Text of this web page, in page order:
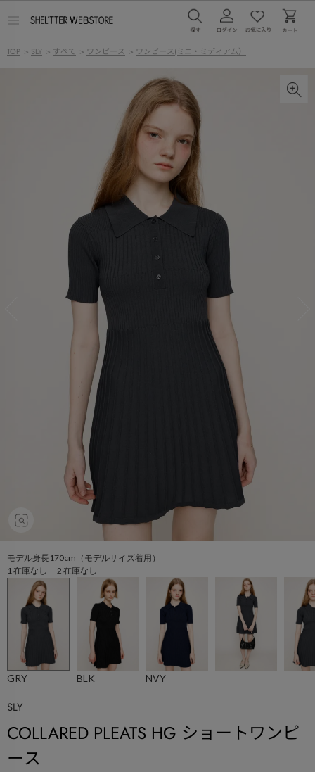
ー
TOP > SLY > すべて > ワンピース > ワンピース(ミニ・ミディアム）
モデル身長170cm（モデルサイズ着用）
1 在庫なし 2 在庫なし
GRY BLK NVY
SLY
COLLARED PLEATS HG ショートワンピ
ース